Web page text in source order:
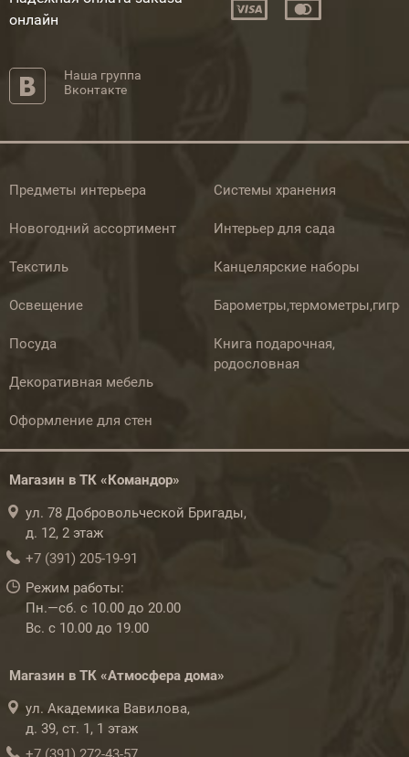
онлайн
Наша группа
Вконтакте
Предметы интерьера
Новогодний ассортимент
Текстиль
Освещение
Посуда
Декоративная мебель
Оформление для стен
Системы хранения
Интерьер для сада
Канцелярские наборы
Книга подарочная,
родословная
Магазин в ТК «Командор»
ул. 78 Добровольческой Бригады,
д. 12, 2 этаж
+7 (391) 205-19-91
Режим работы:
Пн.—сб. с 10.00 до 20.00
Вс. с 10.00 до 19.00
Магазин в ТК «Атмосфера дома»
ул. Академика Вавилова,
д. 39, ст. 1, 1 этаж